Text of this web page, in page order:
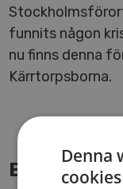
funnits någon
nu finns denna
Kärr­torps­bor­na.
EN TRO PÅ
Denna
cookies